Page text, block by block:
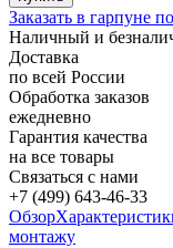
Заказать в гарпуне
Наличный и
Доставка
по всей России
Обработка заказов
ежедневно
Гарантия качества
на все товары
Связаться с нами
+7 (499) 643-46-33
Обзор
монтажу